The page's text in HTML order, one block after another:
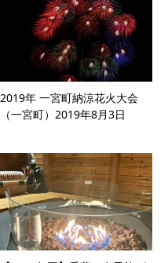
2019年 一宮町納涼花火大会
（一宮町）2019年8月3日